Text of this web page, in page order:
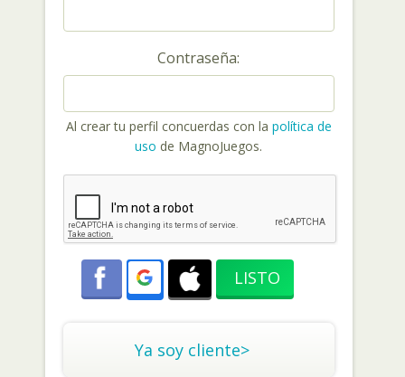
Contraseña:
Al crear tu perfil concuerdas con la política de
uso de MagnoJuegos.
Ya soy cliente>